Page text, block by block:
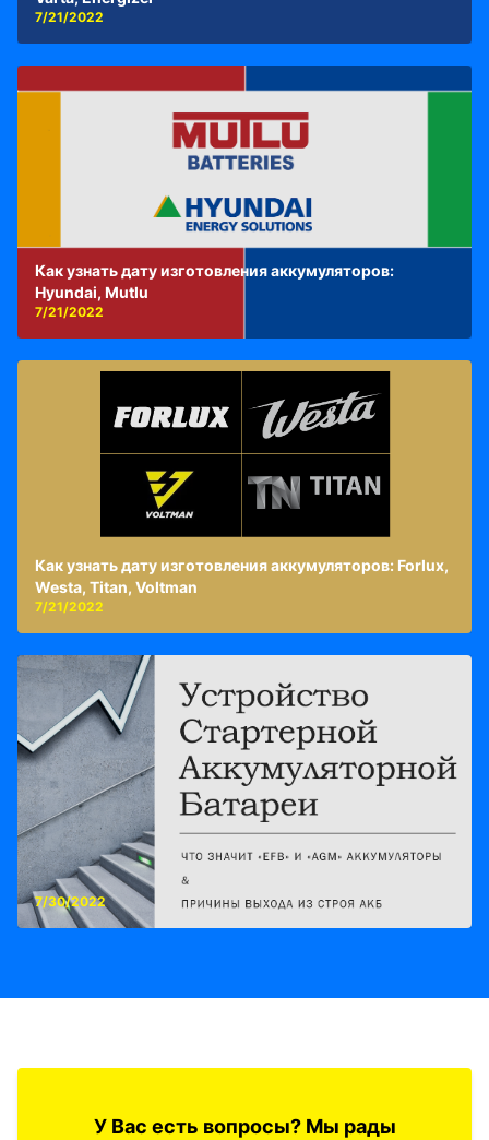
7/21/2022
Как узнать дату изготовления аккумуляторов:
Hyundai, Mutlu
7/21/2022
Как узнать дату изготовления аккумуляторов: Forlux,
Westa, Titan, Voltman
7/21/2022
7/30/2022
У Вас есть вопросы? Мы рады